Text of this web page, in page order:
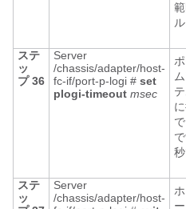
ステ
ッ
プ 36
Server
/chassis/adapter/host-
fc-if/port-p-logi # set
plogi-timeout msec
秒
ステ
ッ
Server
/chassis/adapter/host-